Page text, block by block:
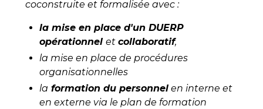
coconstruite et formalisée avec :
la mise en place d'un DUERP
opérationnel et collaboratif,
la mise en place de procédures
organisationnelles
la formation du personnelen interne et
en externe via le plan de formation